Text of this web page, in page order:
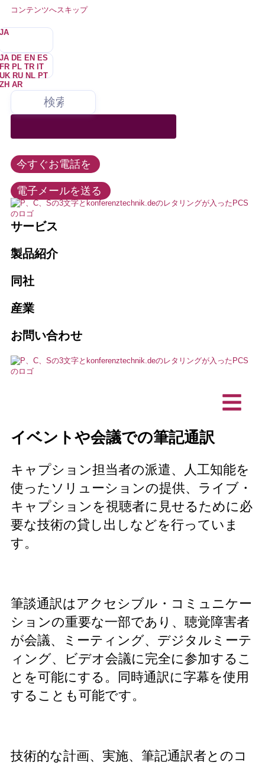
コンテンツへスキップ
JA
JA DE EN ES
FR PL TR IT
UKRUNLPT
ZH AR
今すぐお電話を
電子メールを送る
サービス
弊社は、会議およびメディア技術のあらゆる分野にサービスを提供
しており、同時通訳技術および多言語イベントのマーケットリーダ
ーの1つです。
イベントと会議
レッティング
通訳
メンテナンスとサービス
バリアフリー・コミュニケーション
製品紹介
すべての会議テクノロジー製品をレンタル、購入、リース。弊社は
すべての有名メーカーの販売パートナーです。
会議室バンドル
LEDウォール、LEDテクノロジー
オーディオ・ビデオ技術
旅客案内システム
プマイク
同社
私たちは常に、可能な限り最善の方法でお客様のニーズを満たす
よう努めています。私たちの公正で協力的なアプローチは、お客
求人情報
教育
ビジョン, 持続可能性
ニュース
産業
あなたは誰ですか？
し、業界の需要、時流、発展に精通しています。
教育と大学
ホテル、見本市、会議センター
通訳
代理店
お問い合わせ
私たちは噛みついたりしない。–を困らせることもない。たまにね。め
ったにない。ほとんどない。
+49 211 737798-13
info@konferenztechnik.de
すべてのコンタクトオプション
この記事では、このような選手たちの活躍を紹介します。このような場
合、このような試合では、このような試合では、このような試合が行われ
ることはありません。
イベントや会議での筆記通訳
キャプション担当者の派遣、人工知能を
使ったソリューションの提供、ライブ・
キャプションを視聴者に見せるために必
要な技術の貸し出しなどを行っていま
す。
筆談通訳はアクセシブル・コミュニケー
ションの重要な一部であり、聴覚障害者
が会議、ミーティング、デジタルミーテ
ィング、ビデオ会議に完全に参加するこ
とを可能にする。同時通訳に字幕を使用
することも可能です。
技術的な計画、実施、筆記通訳者とのコ